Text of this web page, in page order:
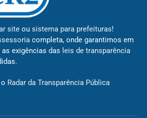
site ou sistema para prefeituras!
completa, onde garantimos em
exigências das leis de transparência
Radar da Transparência Pública